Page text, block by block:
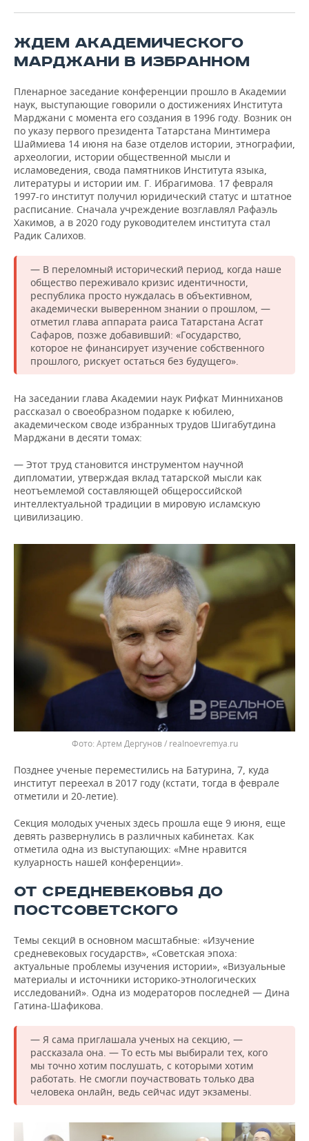
ЖДЕМ АКАДЕМИЧЕСКОГО
МАРДЖАНИ В ИЗБРАННОМ
Пленарное заседание конференции прошло в Академии
наук, выступающие говорили о достижениях Института
Марджани с момента его создания в 1996 году. Возник он
по указу первого президента Татарстана Минтимера
Шаймиева 14 июня на базе отделов истории, этнографии,
археологии, истории общественной мысли и
исламоведения, свода памятников Института языка,
литературы и истории им. Г. Ибрагимова. 17 февраля
1997-го институт получил юридический статус и штатное
расписание. Сначала учреждение возглавлял Рафаэль
Хакимов, а в 2020 году руководителем института стал
Радик Салихов.
— В переломный исторический период, когда наше
общество переживало кризис идентичности,
республика просто нуждалась в объективном,
академически выверенном знании о прошлом, —
отметил глава аппарата раиса Татарстана Асгат
Сафаров, позже добавивший: «Государство,
которое не финансирует изучение собственного
прошлого, рискует остаться без будущего».
На заседании глава Академии наук Рифкат Минниханов
рассказал о своеобразном подарке к юбилею,
академическом своде избранных трудов Шигабутдина
Марджани в десяти томах:
— Этот труд становится инструментом научной
дипломатии, утверждая вклад татарской мысли как
неотъемлемой составляющей общероссийской
интеллектуальной традиции в мировую исламскую
цивилизацию.
Артем Дергунов / realnoevremya.ru
Позднее ученые переместились на Батурина, 7, куда
институт переехал в 2017 году (кстати, тогда в феврале
отметили и 20-летие).
Секция молодых ученых здесь прошла еще 9 июня, еще
девять развернулись в различных кабинетах. Как
отметила одна из выступающих: «Мне нравится
кулуарность нашей конференции».
ОТ СРЕДНЕВЕКОВЬЯ ДО
ПОСТСОВЕТСКОГО
Темы секций в основном масштабные: «Изучение
средневековых государств», «Советская эпоха:
актуальные проблемы изучения истории», «Визуальные
материалы и источники историко-этнологических
исследований». Одна из модераторов последней — Дина
Гатина-Шафикова.
— Я сама приглашала ученых на секцию, —
рассказала она. — То есть мы выбирали тех, кого
мы точно хотим послушать, с которыми хотим
работать. Не смогли поучаствовать только два
человека онлайн, ведь сейчас идут экзамены.